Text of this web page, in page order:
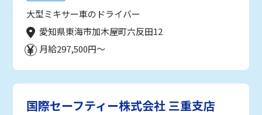
大型ミキサー車のドライバー
愛知県東海市加木屋町六反田12
月給297,500円～
国際セーフティー株式会社 三重支店